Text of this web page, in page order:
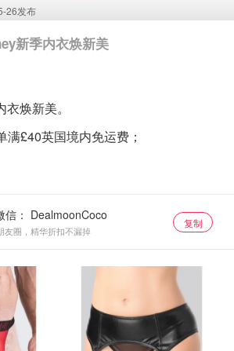
26发布
新季内衣焕新美
焕新美。
满£40英国境内免运费；
：
友圈，精华折扣不漏掉
复制